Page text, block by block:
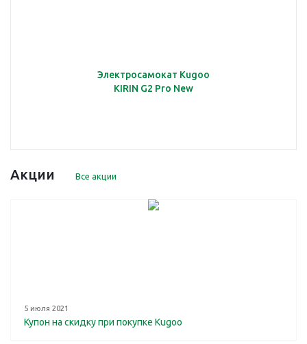
Электросамокат Kugoo
KIRIN G2 Pro New
Акции Все акции
5 июля 2021
Купон на скидку при покупке Kugoo